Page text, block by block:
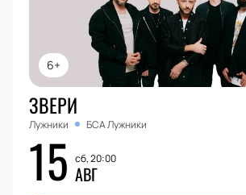
6+
ЗВЕРИ
Лужники БСА Лужники
15 сб, 20:00
АВГ